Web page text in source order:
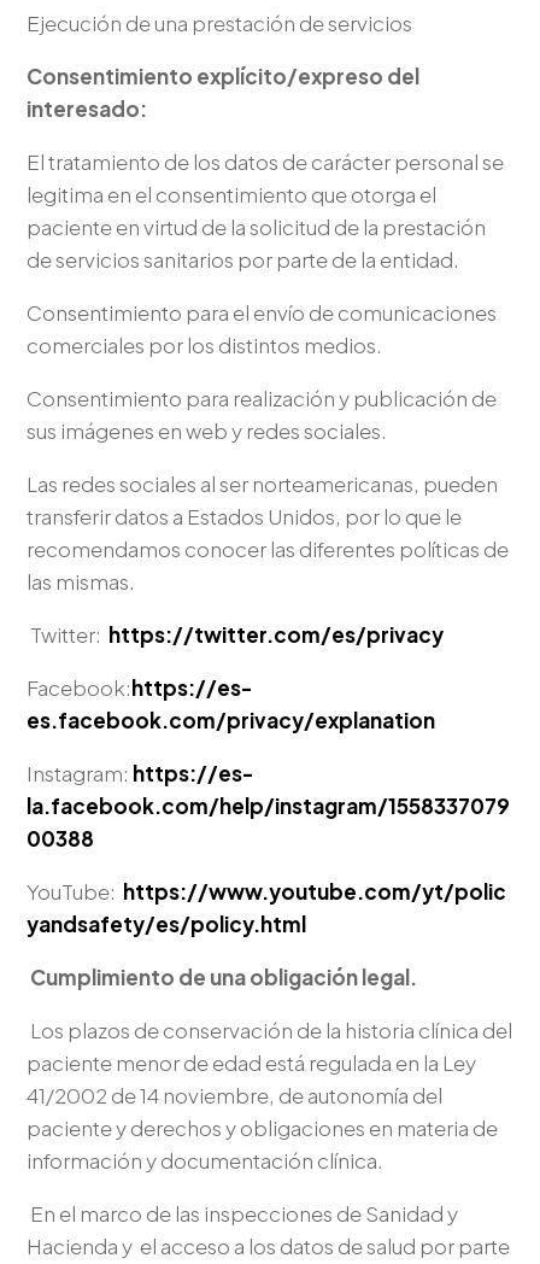
Ejecución de una prestación de servicios
Consentimiento explícito/expreso del
interesado:
El tratamiento de los datos de carácter personal se
legitima en el consentimiento que otorga el
paciente en virtud de la solicitud de la prestación
de servicios sanitarios por parte de la entidad.
Consentimiento para el envío de comunicaciones
comerciales por los distintos medios.
Consentimiento para realización y publicación de
sus imágenes en web y redes sociales.
Las redes sociales al ser norteamericanas, pueden
transferir datos a Estados Unidos, por lo que le
recomendamos conocer las diferentes políticas de
las mismas.
Twitter: https://twitter.com/es/privacy
Facebook:https://es-
es.facebook.com/privacy/explanation
Instagram: https://es-
la.facebook.com/help/instagram/1558337079
00388
YouTube: https://www.youtube.com/yt/polic
yandsafety/es/policy.html
Cumplimiento de una obligación legal.
Los plazos de conservación de la historia clínica del
paciente menor de edad está regulada en la Ley
41/2002 de 14 noviembre, de autonomía del
paciente y derechos y obligaciones en materia de
información y documentación clínica.
En el marco de las inspecciones de Sanidad y
Hacienda y el acceso a los datos de salud por parte